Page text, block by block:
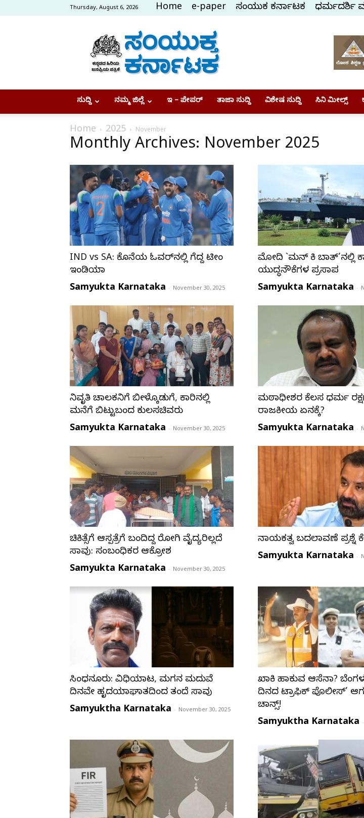
Thursday, August 6, 2026 Home e-paper ಸಂಯುಕ್ತ ಕರ್ನಾಟಕ ಧರ್ಮದರ್ಶಿ
Samyukta
Karnataka
ಸುದ್ದಿ ನಮ್ಮ ಜಿಲ್ಲೆ ಇ – ಪೇಪರ್ ತಾಜಾ ಸುದ್ದಿ ವಿಶೇಷ ಸುದ್ದಿ ಸಿನಿ ಮೀಲ್ಸ್
Home 2025 November
Monthly Archives: November 2025
IND vs SA: ಕೊನೆಯ ಓವರ್​ನಲ್ಲಿ ಗೆದ್ದ ಟೀಂ
ಇಂಡಿಯಾ
Samyukta Karnataka - November 30, 2025
ಮೋದಿ `ಮನ್ ಕಿ ಬಾತ್’ನಲ್ಲಿ
ಯುದ್ಧನೌಕೆಗಳ ಪ್ರಸ್ತಾಪ
Samyukta Karnataka -
ನಿವೃತ್ತಿ ಚಾಲಕನಿಗೆ ಬೀಳ್ಕೊಡುಗೆ, ಕಾರಿನಲ್ಲಿ
ಮನೆಗೆ ಬಿಟ್ಟುಬಂದ ಕುಲಸಚಿವರು
Samyukta Karnataka - November 30, 2025
ಮಠಾಧೀಶರ ಕೆಲಸ ಧರ್ಮ
ರಾಜಕೀಯ ಏನಕ್ಕೆ?
Samyukta Karnataka -
ಚಿಕಿತ್ಸೆಗೆ ಆಸ್ಪತ್ರೆಗೆ ಬಂದಿದ್ದ ರೋಗಿ ವೈದ್ಯರಿಲ್ಲದೆ
ಸಾವು: ಸಂಬಂಧಿಕರ ಆಕ್ರೋಶ
Samyukta Karnataka - November 30, 2025
ನಾಯಕತ್ವ ಬದಲಾವಣೆ ಪ್ರಶ್ನೆ
Samyukta Karnataka -
ಸಿಂಧನೂರು: ವಿಧಿಯಾಟ, ಮಗನ ಮದುವೆ
ದಿನವೇ ಹೃದಯಾಘಾತದಿಂದ ತಂದೆ ಸಾವು
Samyuktha Karnataka - November 30, 2025
ಖಾಕಿ ಹಾಕುವ ಆಸೆನಾ?
ದಿನದ ಟ್ರಾಫಿಕ್ ಪೊಲೀಸ್’
ಚಾನ್ಸ್!
Samyuktha Karnataka -